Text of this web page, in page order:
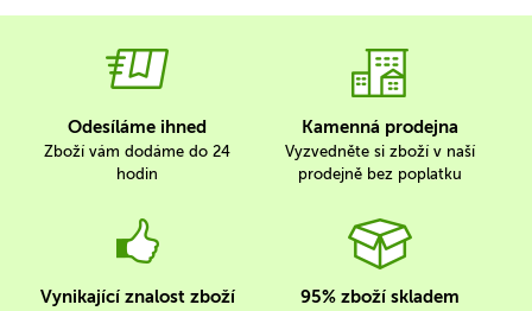
Odesíláme ihned
Zboží vám dodáme do 24
hodin
Kamenná prodejna
Vyzvedněte si zboží v naší
prodejně bez poplatku
Vynikající znalost zboží 95% zboží skladem